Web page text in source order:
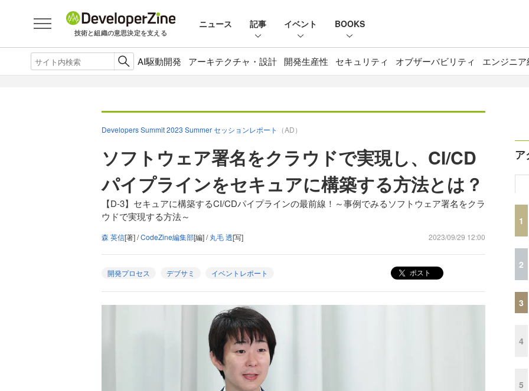
技術と組織の意思決定を支える
ニュース 記事 イベント BOOKS
AI駆動開発 アーキテクチャ・設計 開発生産性 セキュリティ オブザーバビリティ エンジニ
Developers Summit 2023 Summer セッションレポート （AD）
ソフトウェア署名をクラウドで実現し、CI/CD
パイプラインをセキュアに構築する方法とは？
【D-3】セキュアに構築するCI/CDパイプラインの最前線！～事例でみるソフトウェア署名をクラ
ウドで実現する方法～
森 英信[著] /CodeZine編集部[編] /丸毛 透[写] 2023/09/29 12:00
開発プロセス デブサミ イベントレポート ポスト
ア
1
2
3
4
5